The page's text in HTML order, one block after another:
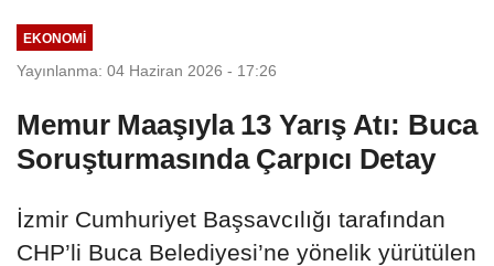
EKONOMI
Yayınlanma: 04 Haziran 2026 - 17:26
Memur Maaşıyla 13 Yarış Atı: Buca
Soruşturmasında Çarpıcı Detay
İzmir Cumhuriyet Başsavcılığı tarafından
CHP’li Buca Belediyesi’ne yönelik yürütülen